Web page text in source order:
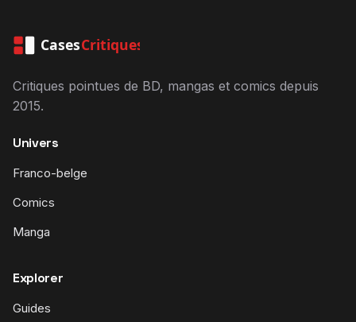
CasesCritiques
Critiques pointues de BD, mangas et comics depuis
2015.
Univers
Franco-belge
Comics
Manga
Explorer
Guides